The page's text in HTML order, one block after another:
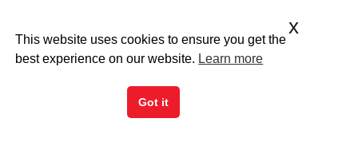
This website uses cookies to ensure you get the
best experience on our website. Learn more
Got it
x